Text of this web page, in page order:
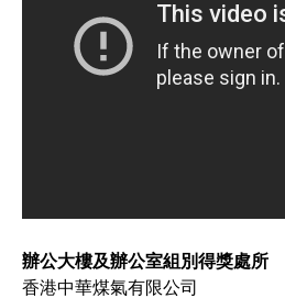
辦公大樓及辦公室組別得獎處所
​​​​​​​香港中華煤氣有限公司